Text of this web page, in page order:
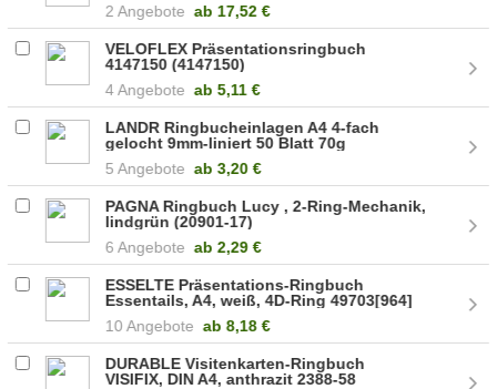
2 Angebote ab 17,52 €
VELOFLEX Präsentationsringbuch
4147150 (4147150)
4 Angebote ab 5,11 €
LANDR Ringbucheinlagen A4 4-fach
gelocht 9mm-liniert 50 Blatt 70g
5 Angebote ab 3,20 €
PAGNA Ringbuch Lucy , 2-Ring-Mechanik,
lindgrün (20901-17)
6 Angebote ab 2,29 €
ESSELTE Präsentations-Ringbuch
Essentails, A4, weiß, 4D-Ring 49703[964]
10 Angebote ab 8,18 €
DURABLE Visitenkarten-Ringbuch
VISIFIX, DIN A4, anthrazit 2388-58